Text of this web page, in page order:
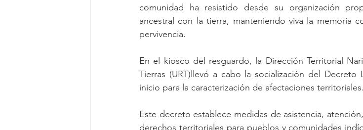
comunidad ha resistido desde su organización
ancestral con la tierra, manteniendo viva la memoria
pervivencia.
En el kiosco del resguardo, la Dirección Territorial
Tierras (URT)llevó a cabo la socialización del Decreto
inicio para la caracterización de afectaciones territoriales.
Este decreto establece medidas de asistencia,
derechos territoriales para pueblos y comunidades